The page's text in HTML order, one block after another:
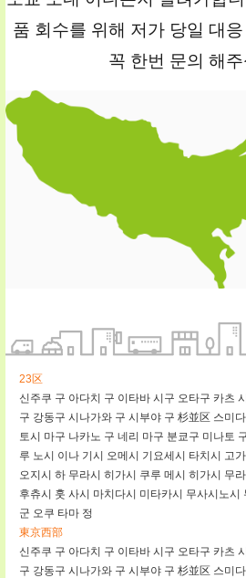
품 회수를 위해 저가 당일 대
꼭 한번 문의 해
23区
신주쿠 구 아다치 구 이타바 시구 오타구 카츠
구 강동구 시나가와 구 시부야 구 杉並区 스미
토시 마구 나카노 구 네리 마구 분쿄구 미나토
루 노시 이나 기시 오메시 기요세시 타치시 고
오지시 하 무라시 히가시 쿠루 메시 히가시 무
후츄시 훗 사시 마치다시 미타카시 무사시노시
군 오쿠 타마 정
東京西部
신주쿠 구 아다치 구 이타바 시구 오타구 카츠
구 강동구 시나가와 구 시부야 구 杉並区 스미